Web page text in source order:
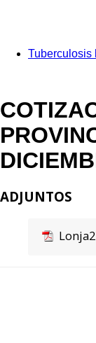
Tuberculosis
ADJUNTOS